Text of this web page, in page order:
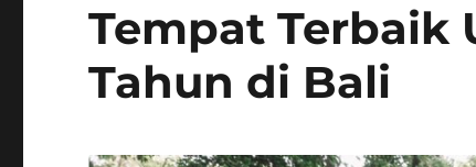
Tempat Terbaik
Tahun di Bali